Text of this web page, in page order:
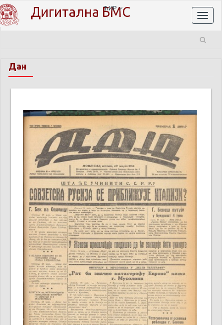
Дигитална БМС
ЋИР
Дан